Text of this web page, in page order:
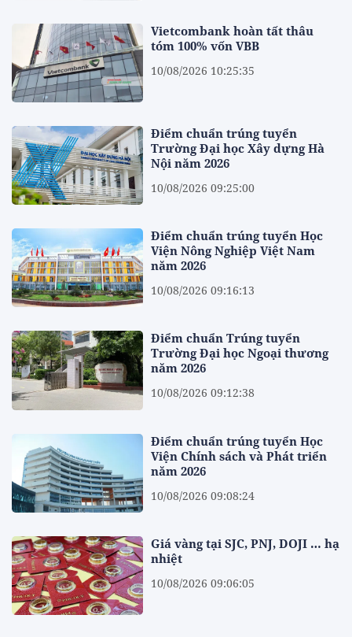
Vietcombank hoàn tất thâu
tóm 100% vốn VBB
10/08/2026 10:25:35
Điểm chuẩn trúng tuyển
Trường Đại học Xây dựng Hà
Nội năm 2026
10/08/2026 09:25:00
Điểm chuẩn trúng tuyển Học
Viện Nông Nghiệp Việt Nam
năm 2026
10/08/2026 09:16:13
Điểm chuẩn Trúng tuyển
Trường Đại học Ngoại thương
năm 2026
10/08/2026 09:12:38
Điểm chuẩn trúng tuyển Học
Viện Chính sách và Phát triển
năm 2026
10/08/2026 09:08:24
Giá vàng tại SJC, PNJ, DOJI … hạ
nhiệt
10/08/2026 09:06:05